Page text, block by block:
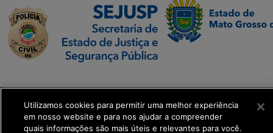
Executiva de
Transformação Digital
Utilizamos cookies para permitir uma melhor experiência
em nosso website e para nos ajudar a compreender
quais informações são mais úteis e relevantes para você.